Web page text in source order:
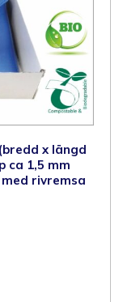
x längd
ca 1,5 mm
rivremsa